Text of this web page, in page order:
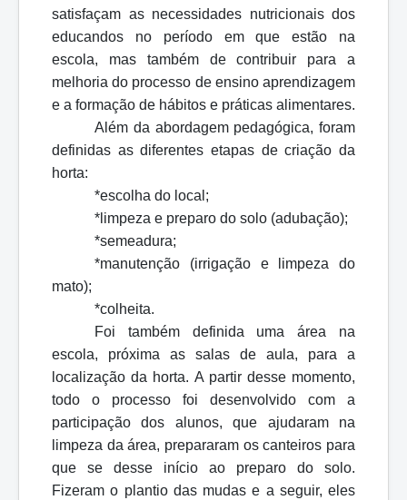
satisfaçam as necessidades nutricionais dos
educandos no período em que estão na
escola, mas também de contribuir para a
melhoria do processo de ensino aprendizagem
e a formação de hábitos e práticas alimentares.
Além da abordagem pedagógica, foram
definidas as diferentes etapas de criação da
horta:
*escolha do local;
*limpeza e preparo do solo (adubação);
*semeadura;
*manutenção (irrigação e limpeza do
mato);
*colheita.
Foi também definida uma área na
escola, próxima as salas de aula, para a
localização da horta. A partir desse momento,
todo o processo foi desenvolvido com a
participação dos alunos, que ajudaram na
limpeza da área, prepararam os canteiros para
que se desse início ao preparo do solo.
Fizeram o plantio das mudas e a seguir, eles